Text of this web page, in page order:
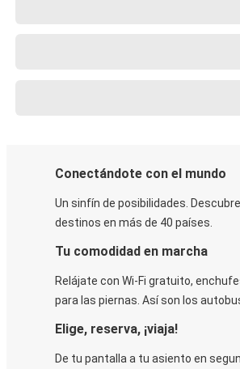
Conectándote con el mundo
Un sinfín de posibilidades.
destinos en más de 40 países.
Tu comodidad en marcha
Relájate con Wi-Fi gratuito,
para las piernas. Así son los
Elige, reserva, ¡viaja!
De tu pantalla a tu asiento en